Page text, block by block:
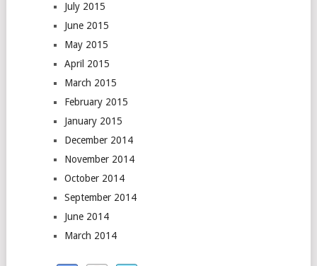
July 2015
June 2015
May 2015
April 2015
March 2015
February 2015
January 2015
December 2014
November 2014
October 2014
September 2014
June 2014
March 2014